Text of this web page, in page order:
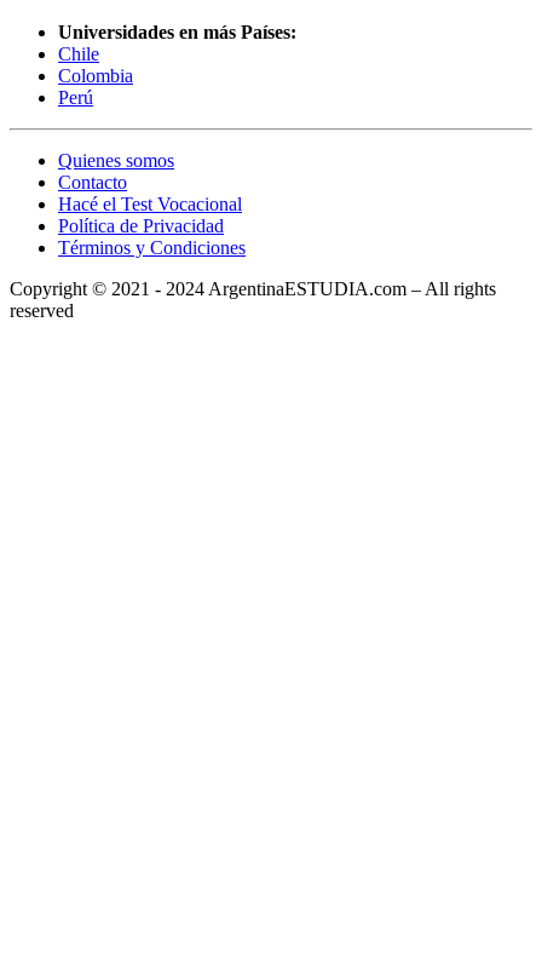
Universidades en más Países:
Chile
Colombia
Perú
Quienes somos
Contacto
Hacé el Test Vocacional
Política de Privacidad
Términos y Condiciones
Copyright © 2021 - 2024 ArgentinaESTUDIA.com – All rights
reserved